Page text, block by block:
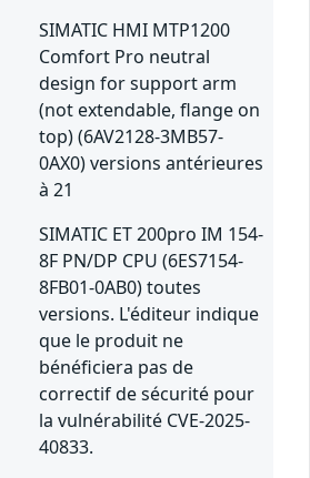
SIMATIC HMI MTP1200
Comfort Pro neutral
design for support arm
(not extendable, flange on
top) (6AV2128-3MB57-
0AX0) versions antérieures
à 21
SIMATIC ET 200pro IM 154-
8F PN/DP CPU (6ES7154-
8FB01-0AB0) toutes
versions. L'éditeur indique
que le produit ne
bénéficiera pas de
correctif de sécurité pour
la vulnérabilité CVE-2025-
40833.